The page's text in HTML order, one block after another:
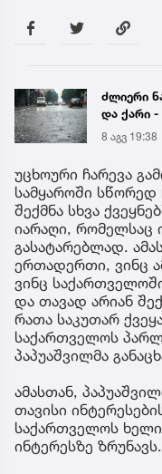
იმნაძის
საუბრობს
8 აგვ 20:19
უცხოური ჩარევა
სამყაროში სწორედ
შექმნა სხვა
იარაღი, რომელსაც
გასატარებლად.
ერთადერთი, ვინც
ვინც
და თავად არიან
რათა საკუთარ
საქართველოს
პაპუაშვილმა
ამასთან,
თავისი
საქართველოს
ინტერესზე ზრუნავს.